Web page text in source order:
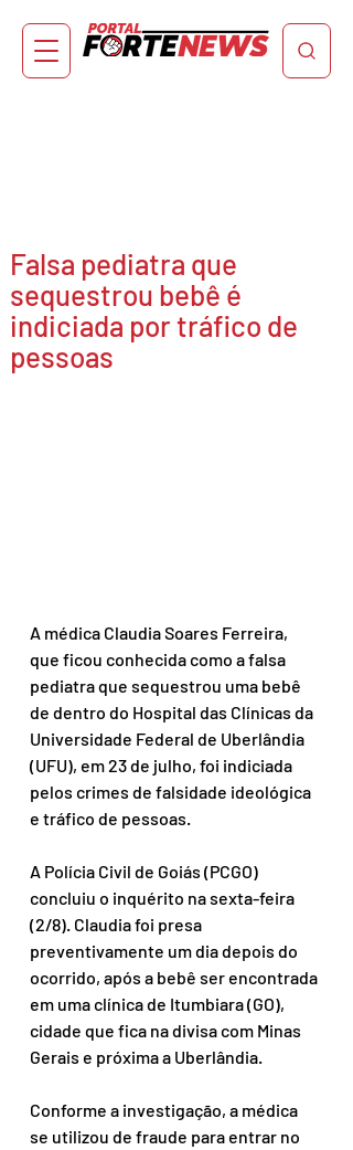
Falsa pediatra que
sequestrou bebê é
indiciada por tráfico de
pessoas
A médica Claudia Soares Ferreira,
que ficou conhecida como a falsa
pediatra que sequestrou uma bebê
de dentro do Hospital das Clínicas da
Universidade Federal de Uberlândia
(UFU), em 23 de julho, foi indiciada
pelos crimes de falsidade ideológica
e tráfico de pessoas.
A Polícia Civil de Goiás (PCGO)
concluiu o inquérito na sexta-feira
(2/8). Claudia foi presa
preventivamente um dia depois do
ocorrido, após a bebê ser encontrada
em uma clínica de Itumbiara (GO),
cidade que fica na divisa com Minas
Gerais e próxima a Uberlândia.
Conforme a investigação, a médica
se utilizou de fraude para entrar no